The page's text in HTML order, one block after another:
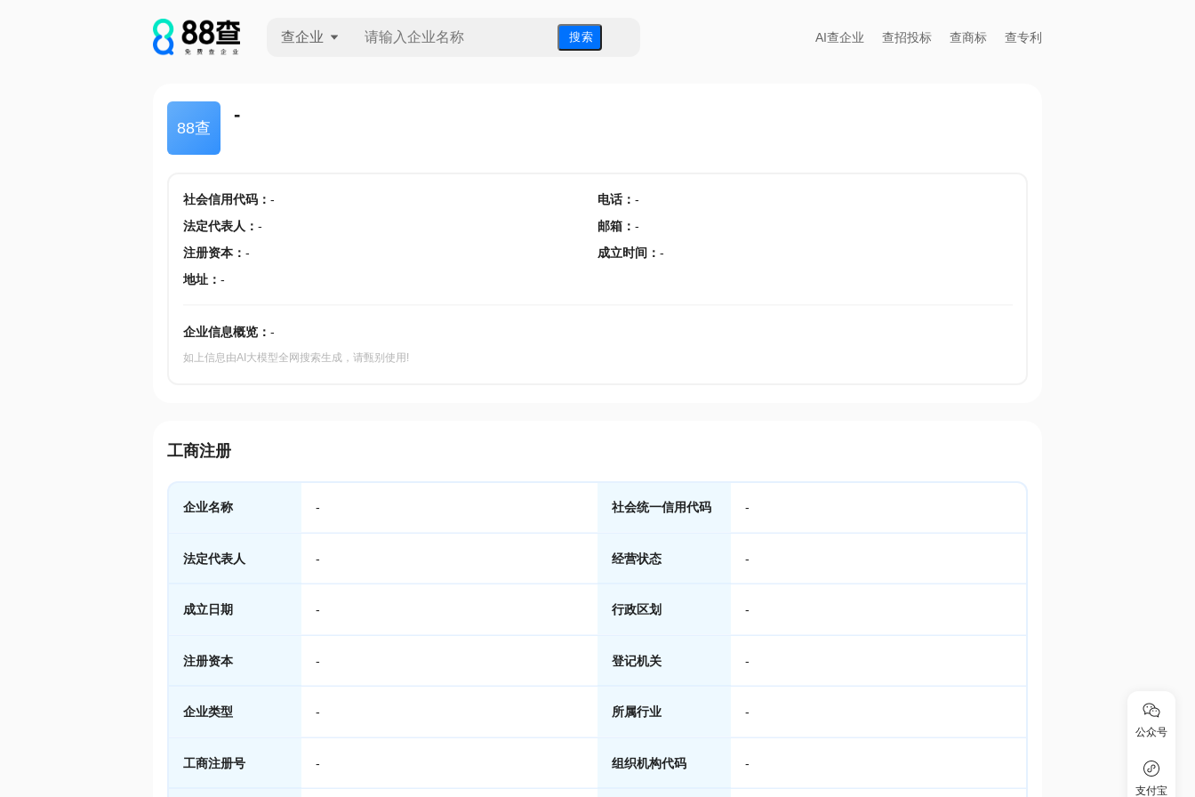
查企业 搜 索 AI查企业 查招投标 查商标 查专利
88查
-
社会信用代码： - 电话： -
法定代表人 ： - 邮箱 ： -
注册资本： - 成立时间 ： -
地址： -
企业信息概览： -
如上信息由AI大模型全网搜索生成，请甄别使用!
工商注册
企业名称 - 社会统一信用代码 -
法定代表人 - 经营状态 -
成立日期 - 行政区划 -
注册资本 - 登记机关 -
企业类型 - 所属行业 -
工商注册号 - 组织机构代码 -
公众号
支付宝